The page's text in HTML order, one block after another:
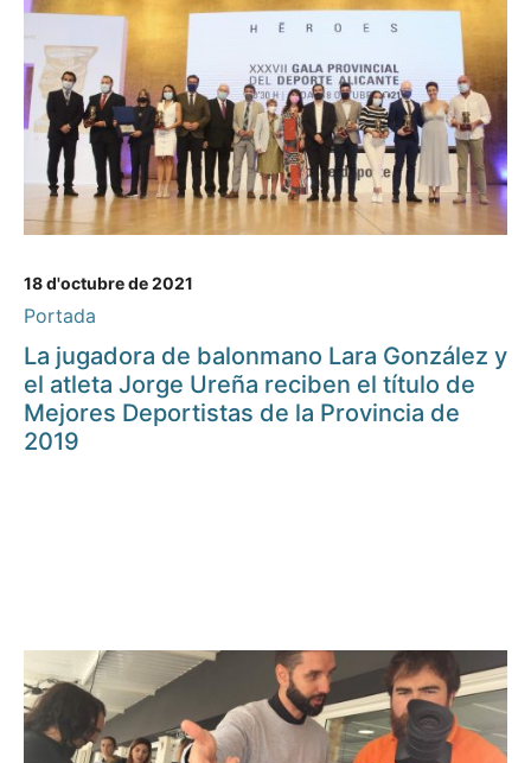
18 d'octubre de 2021
Portada
La jugadora de balonmano Lara González y
el atleta Jorge Ureña reciben el título de
Mejores Deportistas de la Provincia de
2019